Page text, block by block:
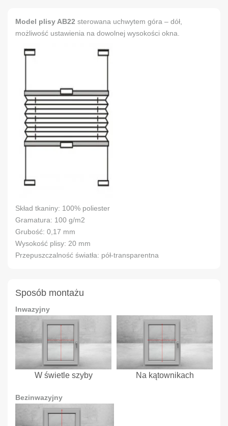
Model plisy AB22 sterowana uchwytem góra – dół,
możliwość ustawienia na dowolnej wysokości okna.
Skład tkaniny: 100% poliester
Gramatura: 100 g/m2
Grubość: 0,17 mm
Wysokość plisy: 20 mm
Przepuszczalność światła: pół-transparentna
Sposób montażu
Inwazyjny
W świetle szyby Na kątownikach
Bezinwazyjny